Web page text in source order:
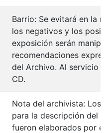
Barrio: Se evitará en la
los negativos y los
exposición serán
recomendaciones
del Archivo. Al servicio
CD.
Nota del archivista: Los
para la descripción del
fueron elaborados por el